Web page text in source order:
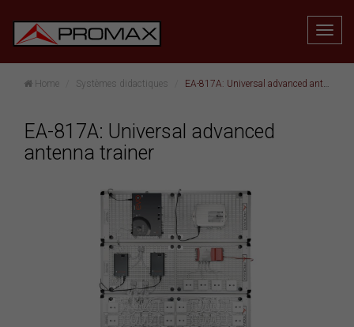
Home Systèmes didactiques EA-817A: Universal advanced antenna trainer
EA-817A: Universal advanced
antenna trainer